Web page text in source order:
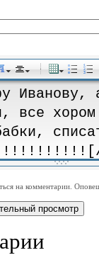
-
-
-
-
-
-
-
-
-
-
-
на комментарии.